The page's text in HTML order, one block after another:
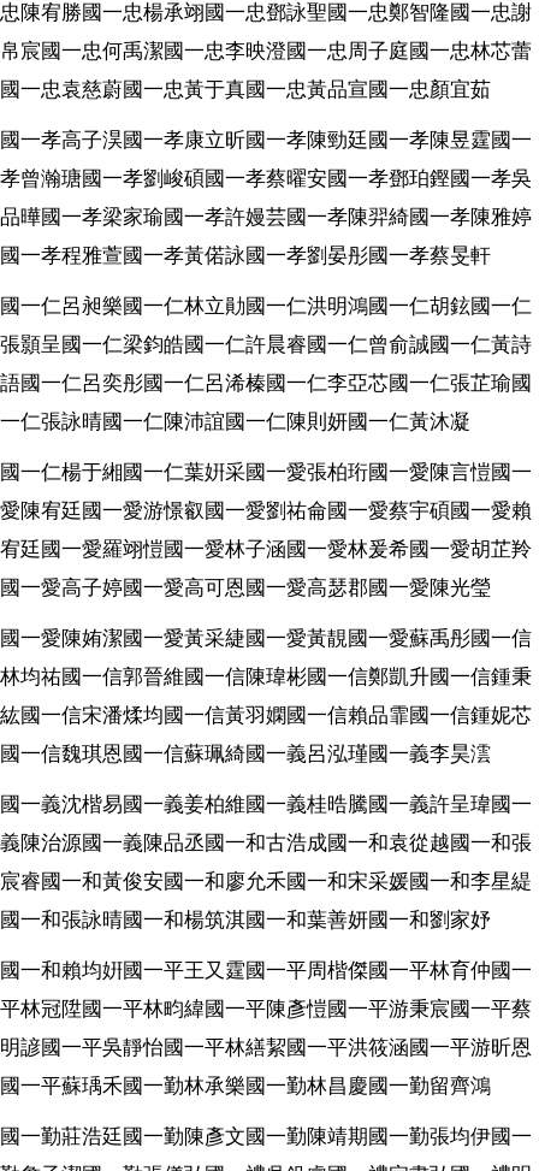
忠陳宥勝國一忠楊承翊國一忠鄧詠聖國一忠鄭智隆國一忠謝
帛宸國一忠何禹潔國一忠李映澄國一忠周子庭國一忠林芯蕾
國一忠袁慈蔚國一忠黃于真國一忠黃品宣國一忠顏宜茹
國一孝高子淏國一孝康立昕國一孝陳勁廷國一孝陳昱霆國一
孝曾瀚瑭國一孝劉峻碩國一孝蔡曜安國一孝鄧珀鏗國一孝吳
品曄國一孝梁家瑜國一孝許嫚芸國一孝陳羿綺國一孝陳雅婷
國一孝程雅萱國一孝黃偌詠國一孝劉晏彤國一孝蔡旻軒
國一仁呂昶樂國一仁林立勛國一仁洪明鴻國一仁胡鉉國一仁
張顥呈國一仁梁鈞皓國一仁許晨睿國一仁曾俞誠國一仁黃詩
語國一仁呂奕彤國一仁呂浠榛國一仁李亞芯國一仁張芷瑜國
一仁張詠晴國一仁陳沛誼國一仁陳則妍國一仁黃沐凝
國一仁楊于緗國一仁葉姸采國一愛張柏珩國一愛陳言愷國一
愛陳宥廷國一愛游憬叡國一愛劉祐侖國一愛蔡宇碩國一愛賴
宥廷國一愛羅翊愷國一愛林子涵國一愛林爰希國一愛胡芷羚
國一愛高子婷國一愛高可恩國一愛高瑟郡國一愛陳光瑩
國一愛陳姷潔國一愛黃采緁國一愛黃靚國一愛蘇禹彤國一信
林均祐國一信郭晉維國一信陳瑋彬國一信鄭凱升國一信鍾秉
紘國一信宋潘煣均國一信黃羽嫻國一信賴品霏國一信鍾妮芯
國一信魏琪恩國一信蘇珮綺國一義呂泓瑾國一義李昊澐
國一義沈楷易國一義姜柏維國一義桂晧騰國一義許呈瑋國一
義陳治源國一義陳品丞國一和古浩成國一和袁從越國一和張
宸睿國一和黃俊安國一和廖允禾國一和宋采媛國一和李星緹
國一和張詠晴國一和楊筑淇國一和葉善妍國一和劉家妤
國一和賴均姸國一平王又霆國一平周楷傑國一平林育仲國一
平林冠陞國一平林畇緯國一平陳彥愷國一平游秉宸國一平蔡
明諺國一平吳靜怡國一平林繕絜國一平洪筱涵國一平游昕恩
國一平蘇瑀禾國一勤林承樂國一勤林昌慶國一勤留齊鴻
國一勤莊浩廷國一勤陳彥文國一勤陳靖期國一勤張均伊國一